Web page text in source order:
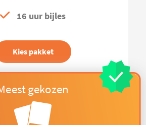
16 uur bijles
Kies pakket